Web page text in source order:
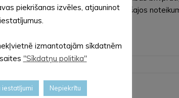
līdz 12. martam. Abos saistošajos
piekrišanas izvēles, atjauninot
izmantotajām sīkdatnēm
"Sīkdatņu politika"
iestatījumi Nepiekrītu